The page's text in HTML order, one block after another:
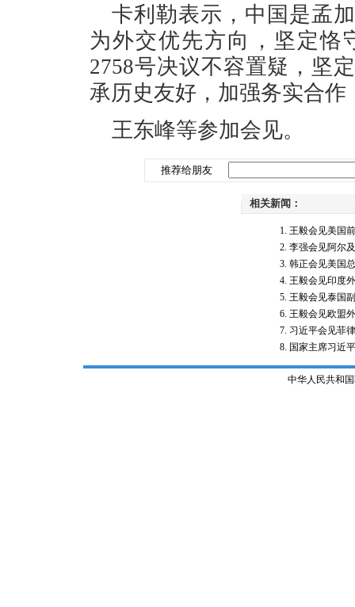
卡利勒表示，中国是孟
为外交优先方向，坚定恪
2758号决议不容置疑，坚
承历史友好，加强务实合
王东峰等参加会见。
推荐给朋友
相关新闻：
王毅会见美国
李强会见阿尔
韩正会见美国
王毅会见印度
王毅会见泰国
王毅会见欧盟
习近平会见菲
国家主席习近
中华人民共和